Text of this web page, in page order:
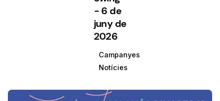
- 6 de
juny de
2026
Campanyes
Notícies